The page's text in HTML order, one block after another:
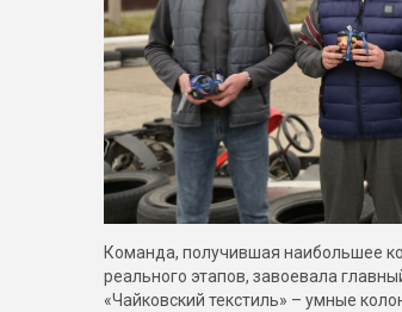
Команда, получившая наибольшее
реального этапов, завоевала
«Чайковский текстиль» – умные